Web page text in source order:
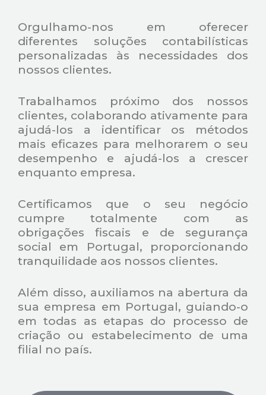
Orgulhamo-nos em oferecer
diferentes soluções contabilísticas
personalizadas às necessidades dos
nossos clientes.
Trabalhamos próximo dos nossos
clientes, colaborando ativamente para
ajudá-los a identificar os métodos
mais eficazes para melhorarem o seu
desempenho e ajudá-los a crescer
enquanto empresa.
Certificamos que o seu negócio
cumpre totalmente com as
obrigações fiscais e de segurança
social em Portugal, proporcionando
tranquilidade aos nossos clientes.
Além disso, auxiliamos na abertura da
sua empresa em Portugal, guiando-o
em todas as etapas do processo de
criação ou estabelecimento de uma
filial no país.